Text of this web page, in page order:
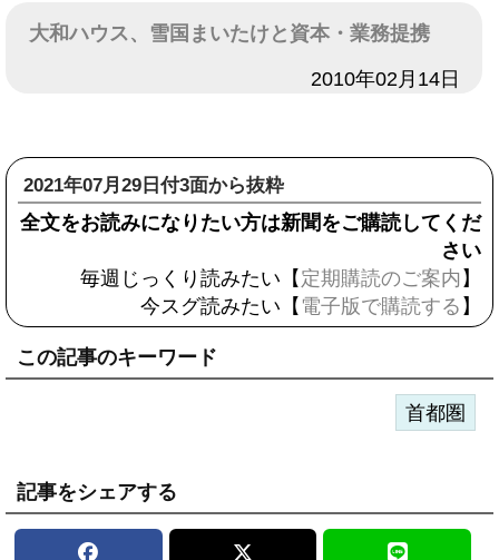
大和ハウス、雪国まいたけと資本・業務提携
2010年02月14日
2021年07月29日付3面から抜粋
全文をお読みになりたい方は新聞をご購読してくだ
さい
毎週じっくり読みたい【 定期購読のご案内 】
今スグ読みたい【 電子版で購読する 】
この記事のキーワード
首都圏
記事をシェアする